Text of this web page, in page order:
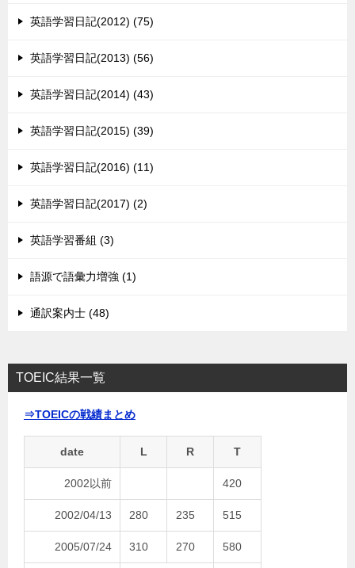
英語学習日記(2012) (75)
英語学習日記(2013) (56)
英語学習日記(2014) (43)
英語学習日記(2015) (39)
英語学習日記(2016) (11)
英語学習日記(2017) (2)
英語学習番組 (3)
語源で語彙力増強 (1)
通訳案内士 (48)
TOEIC結果一覧
⇒TOEICの戦績まとめ
date L R T
2002以前 420
2002/04/13 280 235 515
2005/07/24 310 270 580